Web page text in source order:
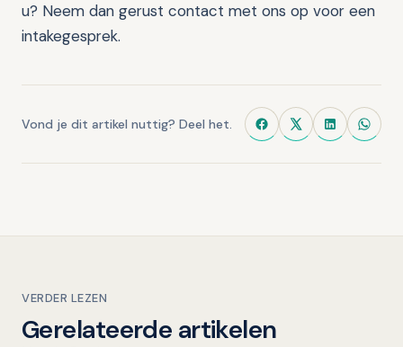
u? Neem dan gerust contact met ons op voor een
intakegesprek.
Vond je dit artikel nuttig? Deel het.
VERDER LEZEN
Gerelateerde artikelen